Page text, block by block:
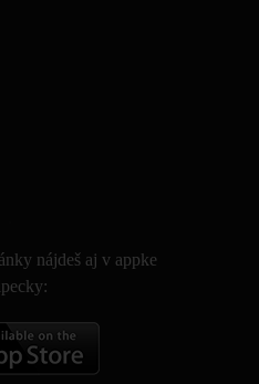
nájdeš aj v appke